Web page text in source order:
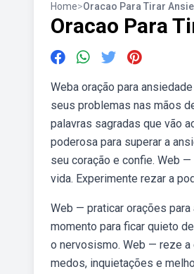
Home>Oracao Para Tirar
Oracao Para
Weba oração para
seus problemas nas mãos
palavras sagradas que vão
poderosa para superar a
seu coração e confie. Web
vida. Experimente rezar a
Web — praticar orações
momento para ficar quieto
o nervosismo. Web — reze a
medos, inquietações e